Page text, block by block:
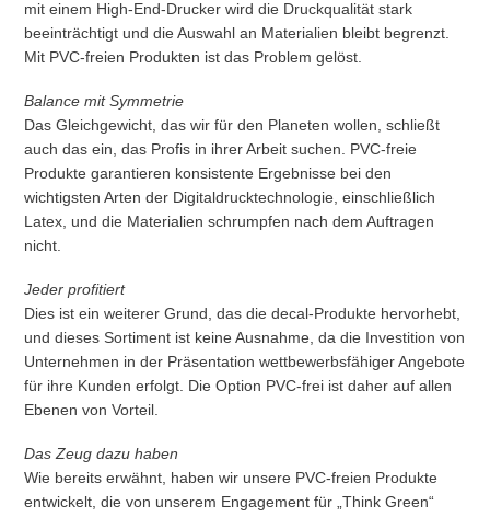
mit einem High-End-Drucker wird die Druckqualität stark
beeinträchtigt und die Auswahl an Materialien bleibt begrenzt.
Mit PVC-freien Produkten ist das Problem gelöst.
Balance mit Symmetrie
Das Gleichgewicht, das wir für den Planeten wollen, schließt
auch das ein, das Profis in ihrer Arbeit suchen. PVC-freie
Produkte garantieren konsistente Ergebnisse bei den
wichtigsten Arten der Digitaldrucktechnologie, einschließlich
Latex, und die Materialien schrumpfen nach dem Auftragen
nicht.
Jeder profitiert
Dies ist ein weiterer Grund, das die decal-Produkte hervorhebt,
und dieses Sortiment ist keine Ausnahme, da die Investition von
Unternehmen in der Präsentation wettbewerbsfähiger Angebote
für ihre Kunden erfolgt. Die Option PVC-frei ist daher auf allen
Ebenen von Vorteil.
Das Zeug dazu haben
Wie bereits erwähnt, haben wir unsere PVC-freien Produkte
entwickelt, die von unserem Engagement für „Think Green“